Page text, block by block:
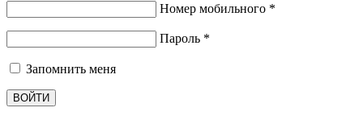
Номер мобильного *
Пароль *
Запомнить меня
ВОЙТИ